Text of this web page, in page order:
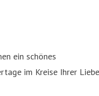
ein schönes
im Kreise Ihrer